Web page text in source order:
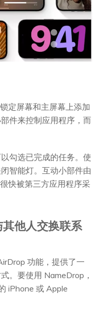
定屏幕和主屏幕上添加
件来控制应用程序，而
勾选已完成的任务。使
智能灯。互动小部件由
快被第三方应用程序采
他人交换联系
功能，提供了一
。要使用 NameDrop，
iPhone 或 Apple